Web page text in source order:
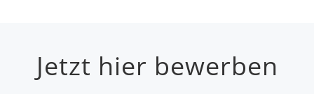
Jetzt hier bewerben